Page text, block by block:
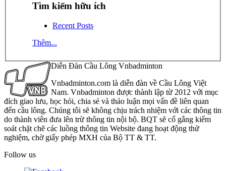
Tìm kiếm hữu ích
Recent Posts
Thêm...
Diễn Đàn Cầu Lông Vnbadminton
Vnbadminton.com là diễn đàn về Cầu Lông Việt
Nam. Vnbadminton được thành lập từ 2012 với mục
đích giao lưu, học hỏi, chia sẻ và thảo luận mọi vấn đề liên quan
đến cầu lông. Chúng tôi sẽ không chịu trách nhiệm với các thông tin
do thành viên đưa lên trừ thông tin nội bộ. BQT sẽ cố gắng kiểm
soát chặt chẽ các luồng thông tin Website đang hoạt động thử
nghiệm, chờ giấy phép MXH của Bộ TT & TT.
Follow us